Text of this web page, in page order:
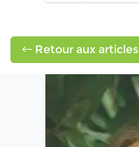
Retour aux articles